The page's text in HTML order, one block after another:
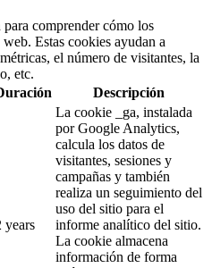
comprender cómo los
Estas cookies ayudan a
el número de visitantes, la
etc.
Descripción
years
La cookie _ga, instalada
por Google Analytics,
calcula los datos de
visitantes, sesiones y
campañas y también
realiza un seguimiento del
uso del sitio para el
informe analítico del sitio.
La cookie almacena
información de forma